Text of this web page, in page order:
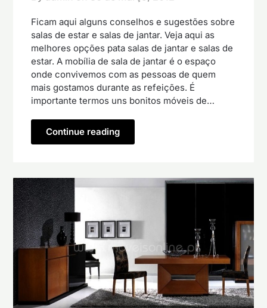
Ficam aqui alguns conselhos e sugestões sobre
salas de estar e salas de jantar. Veja aqui as
melhores opções pata salas de jantar e salas de
estar. A mobília de sala de jantar é o espaço
onde convivemos com as pessoas de quem
mais gostamos durante as refeições. É
importante termos uns bonitos móveis de…
Continue reading